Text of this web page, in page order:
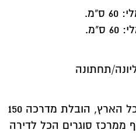
תחתונה
משלוח עד 14 ימי עסקים בכל הארץ, הובלת מדרכה 150
ממרכז סוגרים הכל לדירה